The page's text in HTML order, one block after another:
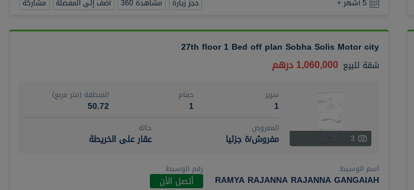
5 أشهر + حجز زيارة مشاهدة 360 أضف إلى المفضلة مشاركة
27th floor 1 Bed off plan Sobha Solis Motor city
شقة للبيع 1,060,000 درهم
3
سرير
1
حمام
1
المنطقة (متر مربع)
50.72
المعروض
مفروش/ة جزئيا
حالة
عقار على الخريطة
اسم الوسيط
RAMYA RAJANNA RAJANNA GANGAIAH
رقم الوسيط
أتصل الأن